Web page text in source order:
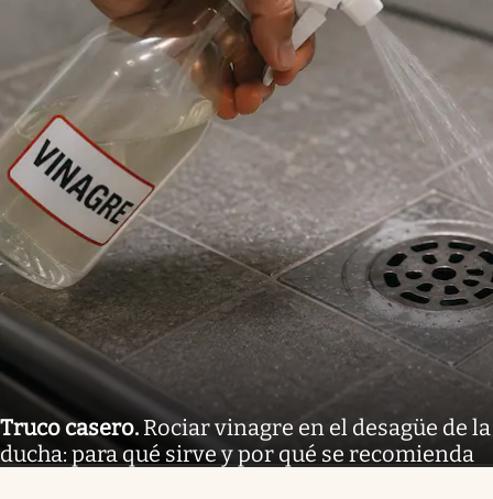
Truco casero. Rociar vinagre en el desagüe de la
ducha: para qué sirve y por qué se recomienda